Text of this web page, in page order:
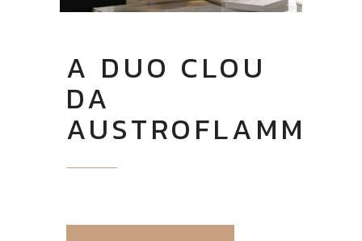
A DUO CLOU
DA
AUSTROFLAMM